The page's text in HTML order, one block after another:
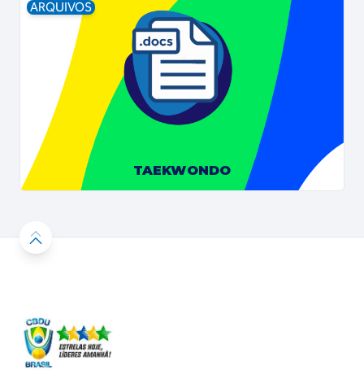
ARQUIVOS
TAEKWONDO